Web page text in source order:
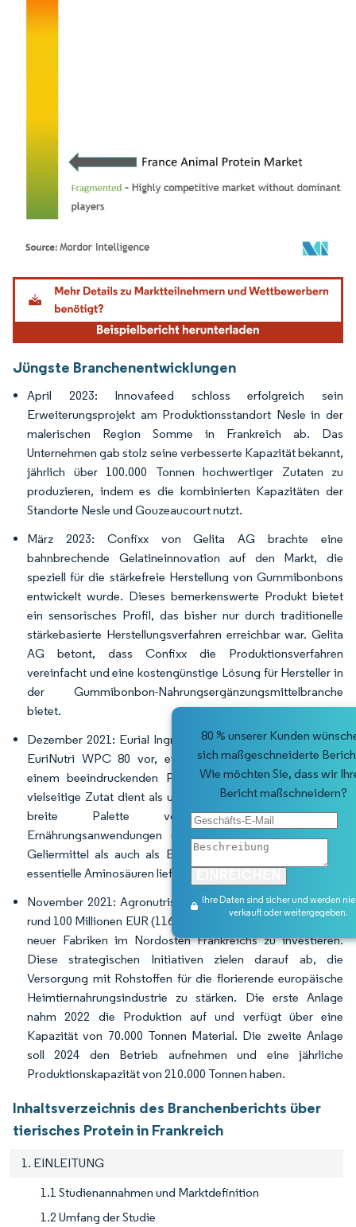
Bild © Mordor Intelligence. Wiederverwendung erfordert Namensnennung gemäß
Jüngste Branchenentwicklungen
April 2023: Innovafeed schloss erfolgreich sein
Erweiterungsprojekt am Produktionsstandort Nesle in der
malerischen Region Somme in Frankreich ab. Das
Unternehmen gab stolz seine verbesserte Kapazität bekannt,
jährlich über 100.000 Tonnen hochwertiger Zutaten zu
produzieren, indem es die kombinierten Kapazitäten der
Standorte Nesle und Gouzeaucourt nutzt.
März 2023: Confixx von Gelita AG brachte eine
bahnbrechende Gelatineinnovation auf den Markt, die
speziell für die stärkefreie Herstellung von Gummibonbons
entwickelt wurde. Dieses bemerkenswerte Produkt bietet
ein sensorisches Profil, das bisher nur durch traditionelle
stärkebasierte Herstellungsverfahren erreichbar war. Gelita
AG betont, dass Confixx die Produktionsverfahren
vereinfacht und eine kostengünstige Lösung für Hersteller in
der Gummibonbon-Nahrungsergänzungsmittelbranche
bietet.
Dezember 2021: Eurial Ingredients & Nutrition (I&N) stellte
EuriNutri WPC 80 vor, ein Molkenproteinkonzentrat mit
einem beeindruckenden Proteingehalt von 80 %. Diese
vielseitige Zutat dient als unschätzbare Ergänzung für eine
breite Palette von Lebensmittel- und
Ernährungsanwendungen und zeichnet sich sowohl als
Geliermittel als auch als Emulgiermittel aus, während sie
essentielle Aminosäuren liefert.
November 2021: Agronutris gab ehrgeizige Pläne bekannt,
rund 100 Millionen EUR (116 Millionen USD) in die Errichtung
neuer Fabriken im Nordosten Frankreichs zu investieren.
Diese strategischen Initiativen zielen darauf ab, die
Versorgung mit Rohstoffen für die florierende europäische
Heimtiernahrungsindustrie zu stärken. Die erste Anlage
nahm 2022 die Produktion auf und verfügt über eine
Kapazität von 70.000 Tonnen Material. Die zweite Anlage
soll 2024 den Betrieb aufnehmen und eine jährliche
Produktionskapazität von 210.000 Tonnen haben.
Inhaltsverzeichnis des Branchenberichts über
tierisches Protein in Frankreich
1. EINLEITUNG
1.1 Studienannahmen und Marktdefinition
1.2 Umfang der Studie
80 % unserer Kunden
sich maßgeschneiderte
Wie möchten Sie, dass wir
Bericht maßschneidern?
Ihre Daten sind sicher und werden
verkauft oder weitergegeben.